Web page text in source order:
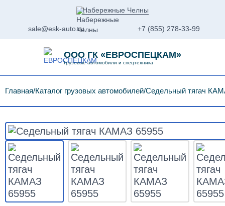
Набережные Челны
sale@esk-auto.ru +7 (855) 278-33-99
ООО ГК «ЕВРОСПЕЦКАМ»
Грузовые автомобили и спецтехника
Главная Каталог грузовых автомобилей Седельный тягач